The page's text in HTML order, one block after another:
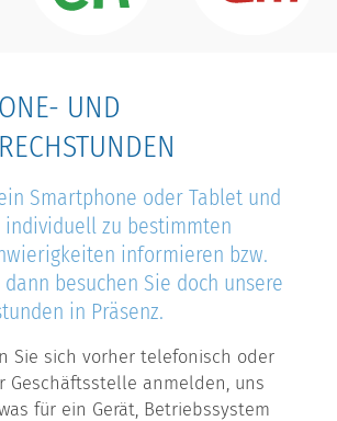
UND
Smartphone oder Tablet und
individuell zu bestimmten
informieren bzw.
besuchen Sie doch unsere
in Präsenz.
Sie sich vorher telefonisch oder
Geschäftsstelle anmelden, uns
für ein Gerät, Betriebssystem